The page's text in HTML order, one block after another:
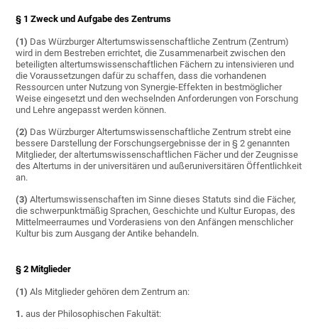
§ 1 Zweck und Aufgabe des Zentrums
(1) Das Würzburger Altertumswissenschaftliche Zentrum (Zentrum)
wird in dem Bestreben errichtet, die Zusammenarbeit zwischen den
beteiligten altertumswissenschaftlichen Fächern zu intensivieren und
die Voraussetzungen dafür zu schaffen, dass die vorhandenen
Ressourcen unter Nutzung von Synergie-Effekten in bestmöglicher
Weise eingesetzt und den wechselnden Anforderungen von Forschung
und Lehre angepasst werden können.
(2) Das Würzburger Altertumswissenschaftliche Zentrum strebt eine
bessere Darstellung der Forschungsergebnisse der in § 2 genannten
Mitglieder, der altertumswissenschaftlichen Fächer und der Zeugnisse
des Altertums in der universitären und außeruniversitären Öffentlichkeit
an.
(3)Altertumswissenschaften im Sinne dieses Statuts sind die Fächer,
die schwerpunktmäßig Sprachen, Geschichte und Kultur Europas, des
Mittelmeerraumes und Vorderasiens von den Anfängen menschlicher
Kultur bis zum Ausgang der Antike behandeln.
§ 2 Mitglieder
(1)Als Mitglieder gehören dem Zentrum an:
1. aus der Philosophischen Fakultät: